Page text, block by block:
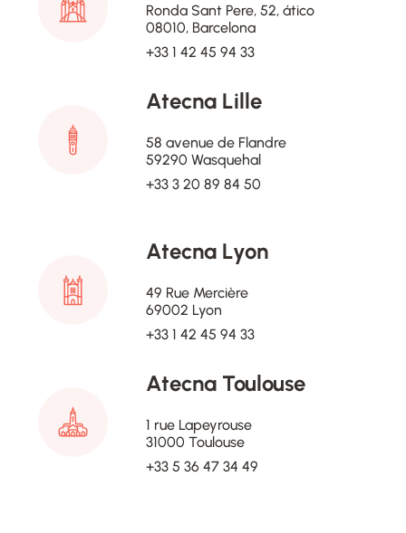
Ronda Sant Pere, 52, ático
08010, Barcelona
+33 1 42 45 94 33
Atecna Lille
58 avenue de Flandre
59290 Wasquehal
+33 3 20 89 84 50
Atecna Lyon
49 Rue Mercière
69002 Lyon
+33 1 42 45 94 33
Atecna Toulouse
1 rue Lapeyrouse
31000 Toulouse
+33 5 36 47 34 49